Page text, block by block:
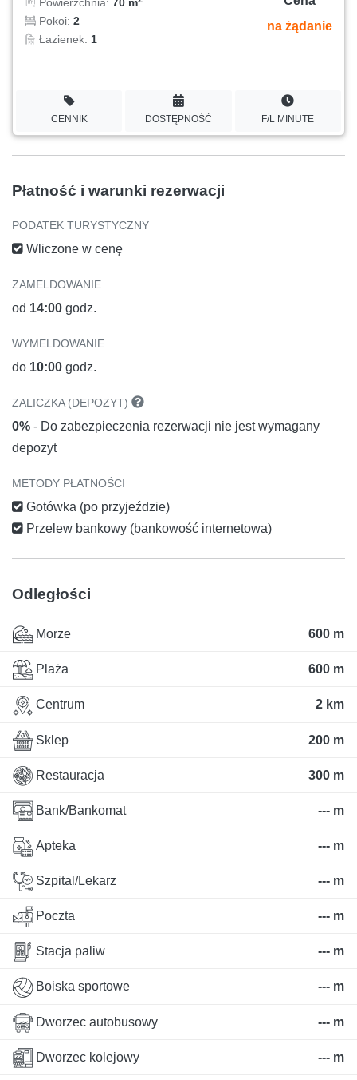
Powierzchnia: 70 m
Pokoi: 2
Łazienek: 1
na żądanie
CENNIK DOSTĘPNOŚĆ F/L MINUTE
Płatność i warunki rezerwacji
PODATEK TURYSTYCZNY
Wliczone w cenę
ZAMELDOWANIE
od 14:00 godz.
WYMELDOWANIE
do 10:00 godz.
ZALICZKA (DEPOZYT)
0% - Do zabezpieczenia rezerwacji nie jest wymagany
depozyt
METODY PŁATNOŚCI
Gotówka (po przyjeździe)
Przelew bankowy (bankowość internetowa)
Odległości
Morze 600 m
Plaża 600 m
Centrum 2 km
Sklep 200 m
Restauracja 300 m
Bank/Bankomat --- m
Apteka --- m
Szpital/Lekarz --- m
Poczta --- m
Stacja paliw --- m
Boiska sportowe --- m
Dworzec autobusowy --- m
Dworzec kolejowy --- m